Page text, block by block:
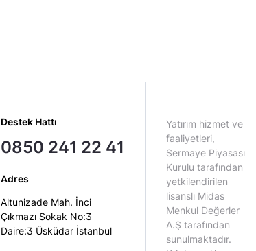
Destek Hattı
0850 241 22 41
Adres
Altunizade Mah. İnci
Çıkmazı Sokak No:3
Daire:3 Üsküdar İstanbul
Yatırım hizmet ve
faaliyetleri,
Sermaye Piyasası
Kurulu tarafından
yetkilendirilen
lisanslı Midas
Menkul Değerler
A.Ş tarafından
sunulmaktadır.